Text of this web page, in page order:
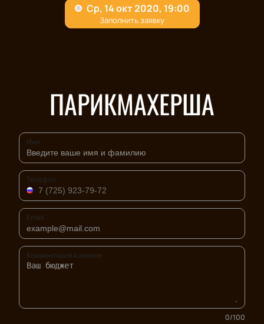
ПАРИКМАХЕРША
Имя
Телефон
Email
Комментарий к заявке
0/100